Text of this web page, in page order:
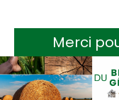
Merci